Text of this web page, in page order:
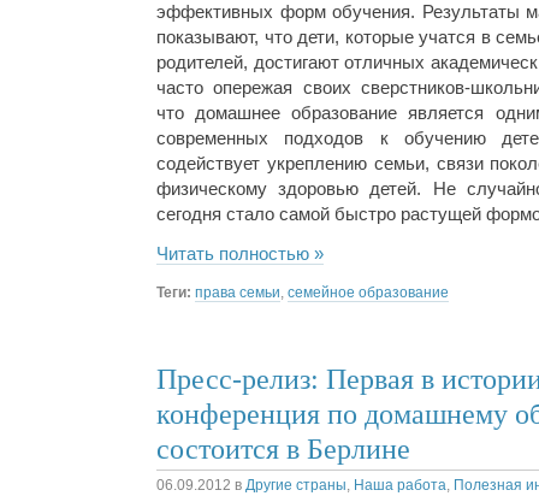
эффективных форм обучения. Результаты
показывают, что дети, которые учатся в
родителей, достигают отличных
часто опережая своих сверстников-
что домашнее образование является
современных подходов к обучению
содействует укреплению семьи, связи
физическому здоровью детей. Не
сегодня стало самой быстро растущей
Читать полностью »
Теги: права семьи семейное образование
Пресс-релиз: Первая в
конференция по домашнему
состоится в Берлине
06.09.2012 в Другие страны Наша работа Полезная